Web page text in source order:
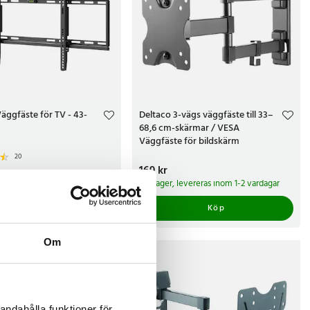
Om
för TV - 43-
20
har vi bara 2 kvar av denna produkt
Deltaco 3-vägs väggfäste till 33–
68,6 cm-skärmar / VESA
Väggfäste för bildskärm
Pris:169 kr
169 kr
I lager, levereras inom 1-2 vardagar
Köp